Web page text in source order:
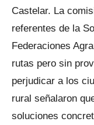
Castelar. La
referentes de la
Federaciones
rutas pero sin
perjudicar a los
rural señalaron
soluciones